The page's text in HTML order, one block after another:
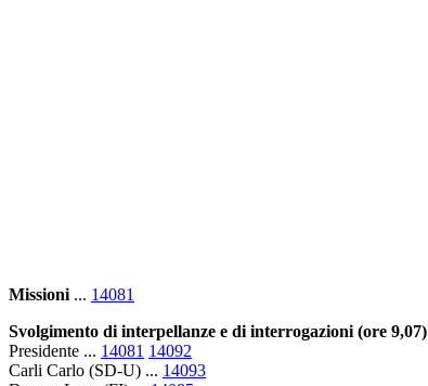
Missioni ... 14081
Svolgimento di interpellanze e di interrogazioni (ore 9,07)
Presidente ... 14081 14092
Carli Carlo (SD-U) ... 14093